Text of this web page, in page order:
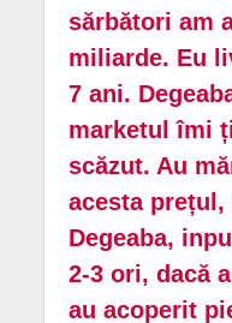
sărbători am
miliarde. Eu
7 ani.
marketul îmi
scăzut. Au
acesta prețul,
Degeaba,
2-3 ori, dacă
au acoperit